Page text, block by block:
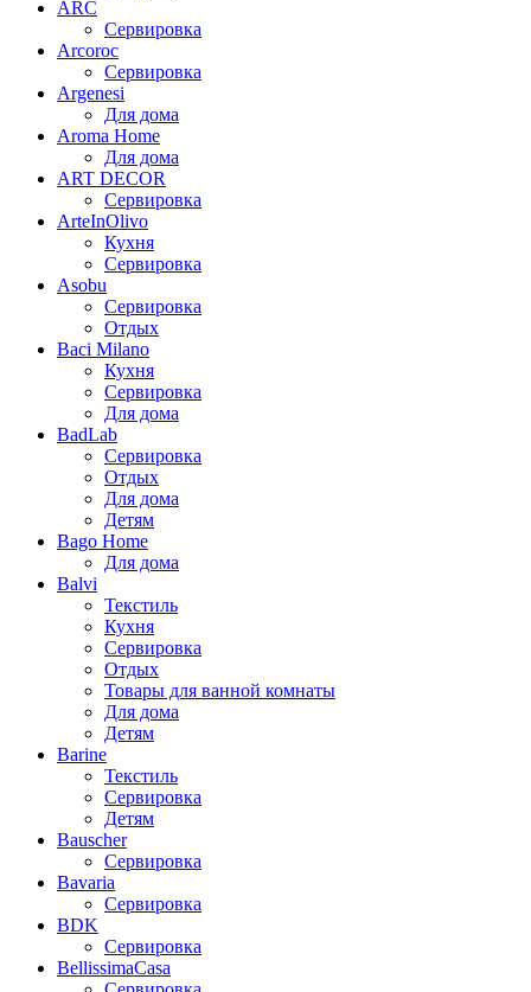
ARC
Сервировка
Arcoroc
Сервировка
Argenesi
Для дома
Aroma Home
Для дома
ART DECOR
Сервировка
ArteInOlivo
Кухня
Сервировка
Asobu
Сервировка
Отдых
Baci Milano
Кухня
Сервировка
Для дома
BadLab
Сервировка
Отдых
Для дома
Детям
Bago Home
Для дома
Balvi
Текстиль
Кухня
Сервировка
Отдых
Товары для ванной комнаты
Для дома
Детям
Barine
Текстиль
Сервировка
Детям
Bauscher
Сервировка
Bavaria
Сервировка
BDK
Сервировка
BellissimaCasa